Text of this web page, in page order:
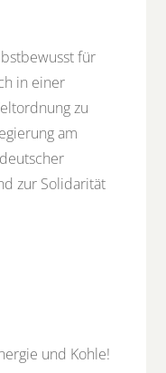
für
in einer
zu
am
zur Solidarität
und Kohle!